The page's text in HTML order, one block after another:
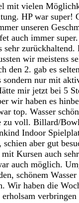
mit vielen
HP war super!
unseren
auch immer
sehr zurückhaltend.
wir meistens
den 2. gab es
sondern nur mit
mir jetzt bei 5
wir haben es
top. Wasser
zu voll. Billard/
Indoor
aber gut
Kursen auch
auch möglich.
schönem
Wir haben die
verbringen